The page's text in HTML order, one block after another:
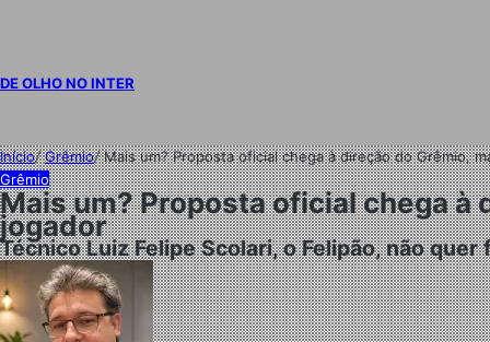
DE OLHO NO INTER
Início/Grêmio/Mais um? Proposta oficial chega à direção do Grêmio,
Grêmio
Mais um? Proposta oficial chega à
jogador
Técnico Luiz Felipe Scolari, o Felipão, não